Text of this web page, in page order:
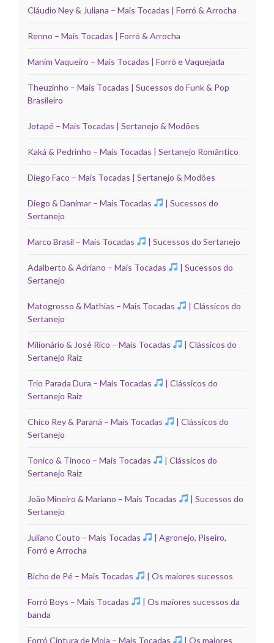
Cláudio Ney & Juliana – Mais Tocadas | Forró & Arrocha
Renno – Mais Tocadas | Forró & Arrocha
Manim Vaqueiro – Mais Tocadas | Forró e Vaquejada
Theuzinho – Mais Tocadas | Sucessos do Funk & Pop
Brasileiro
Jotapé – Mais Tocadas | Sertanejo & Modões
Kaká & Pedrinho – Mais Tocadas | Sertanejo Romântico
Diego Faco – Mais Tocadas | Sertanejo & Modões
Diego & Danimar – Mais Tocadas
| Sucessos do
Sertanejo
Marco Brasil – Mais Tocadas | Sucessos do Sertanejo
Adalberto & Adriano – Mais Tocadas
| Sucessos do
Sertanejo
Matogrosso & Mathias – Mais Tocadas
| Clássicos do
Sertanejo
Milionário & José Rico – Mais Tocadas
| Clássicos do
Sertanejo Raiz
Trio Parada Dura – Mais Tocadas
| Clássicos do
Sertanejo Raiz
Chico Rey & Paraná – Mais Tocadas
| Clássicos do
Sertanejo
Tonico & Tinoco – Mais Tocadas
| Clássicos do
Sertanejo Raiz
João Mineiro & Mariano – Mais Tocadas
| Sucessos do
Sertanejo
Juliano Couto – Mais Tocadas
| Agronejo, Piseiro,
Forró e Arrocha
Bicho de Pé – Mais Tocadas | Os maiores sucessos
Forró Boys – Mais Tocadas
| Os maiores sucessos da
banda
Forró Cintura de Mola – Mais Tocadas
| Os maiores